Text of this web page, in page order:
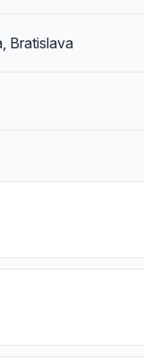
Bratislava